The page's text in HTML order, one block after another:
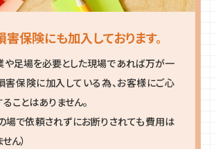
保険にも加入しております。
や足場を必要とした現場であれば万が一
害保険に加入している為、お客様にご心
ことはありません。
の場で依頼されずにお断りされても費用は
ん）